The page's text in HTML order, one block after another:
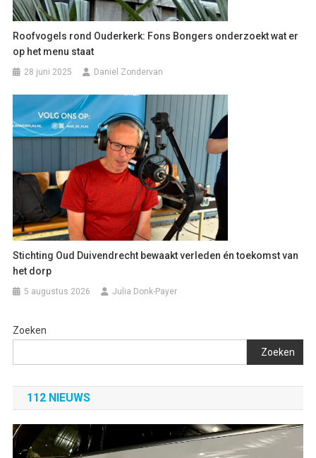
Roofvogels rond Ouderkerk: Fons Bongers onderzoekt wat er
op het menu staat
28 juni 2025 Daniel Zondervan
Stichting Oud Duivendrecht bewaakt verleden én toekomst van
het dorp
5 augustus 2026 Julia Donk-Payer
Zoeken
Zoeken
112 NIEUWS